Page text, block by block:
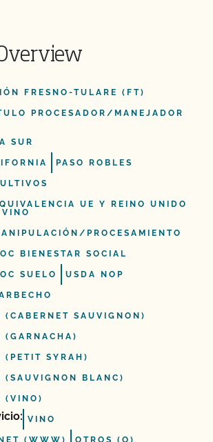
FRESNO-TULARE (FT)
PROCESADOR/MANEJADOR
SUR
PASO ROBLES
UE Y REINO UNIDO
PROCESAMIENTO
BIENESTAR SOCIAL
SUELO USDA NOP
(CABERNET SAUVIGNON)
(GARNACHA)
(PETIT SYRAH)
(SAUVIGNON BLANC)
(VINO)
VINO
(WWW) OTROS (O)